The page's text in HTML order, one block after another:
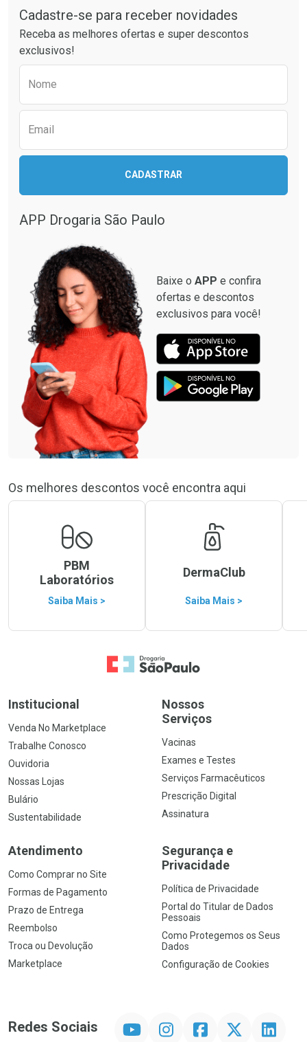
Cadastre-se para receber novidades
Receba as melhores ofertas e super descontos
exclusivos!
Nome
Email
CADASTRAR
APP Drogaria São Paulo
Baixe o APP e confira
ofertas e descontos
exclusivos para você!
Os melhores descontos você encontra aqui
PBM
Laboratórios
Saiba Mais >
DermaClub
Saiba Mais >
Ir para a Home
Institucional
Venda No Marketplace
Trabalhe Conosco
Ouvidoria
Nossas Lojas
Bulário
Sustentabilidade
Nossos
Serviços
Vacinas
Exames e Testes
Serviços Farmacêuticos
Prescrição Digital
Assinatura
Atendimento
Como Comprar no Site
Formas de Pagamento
Prazo de Entrega
Reembolso
Troca ou Devolução
Marketplace
Segurança e
Privacidade
Política de Privacidade
Portal do Titular de Dados
Pessoais
Como Protegemos os Seus
Dados
Configuração de Cookies
Redes Sociais InstagramFacebookTwitter Linkedin